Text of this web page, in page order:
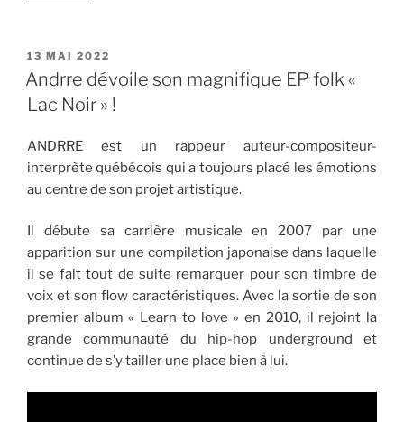
PUBLIÉ
LE
13 MAI 2022
Andrre dévoile son magnifique EP folk «
Lac Noir » !
ANDRRE est un rappeur auteur-compositeur-
interprète québécois qui a toujours placé les émotions
au centre de son projet artistique.
Il débute sa carrière musicale en 2007 par une
apparition sur une compilation japonaise dans laquelle
il se fait tout de suite remarquer pour son timbre de
voix et son flow caractéristiques. Avec la sortie de son
premier album « Learn to love » en 2010, il rejoint la
grande communauté du hip-hop underground et
continue de s’y tailler une place bien à lui.